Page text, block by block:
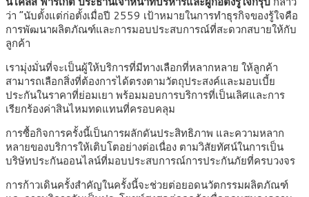
ว่า “นับตั้งแต่ก่อตั้งเมื่อปี 2559 เป้าหมายในการทำธุรกิจของรู้ใจคือ
การพัฒนาผลิตภัณฑ์และการมอบประสบการณ์ที่สะดวกสบายให้กับ
ลูกค้า
เรามุ่งมั่นที่จะเป็นผู้ให้บริการที่มีทางเลือกที่หลากหลาย ให้ลูกค้า
สามารถเลือกสิ่งที่ต้องการได้ตรงตามวัตถุประสงค์และมอบเบี้ย
ประกันในราคาที่ย่อมเยา พร้อมมอบการบริการที่เป็นเลิศและการ
เรียกร้องค่าสินไหมทดแทนที่ครอบคลุม
การซื้อกิจการครั้งนี้เป็นการผลักดันประสิทธิภาพ และความหลาก
หลายของบริการให้เติบโตอย่างต่อเนื่อง ตามวิสัยทัศน์ในการเป็น
บริษัทประกันออนไลน์ที่มอบประสบการณ์การประกันภัยที่ครบวงจร
การก้าวเดินครั้งสําคัญในครั้งนี้จะช่วยต่อยอดนวัตกรรมผลิตภัณฑ์